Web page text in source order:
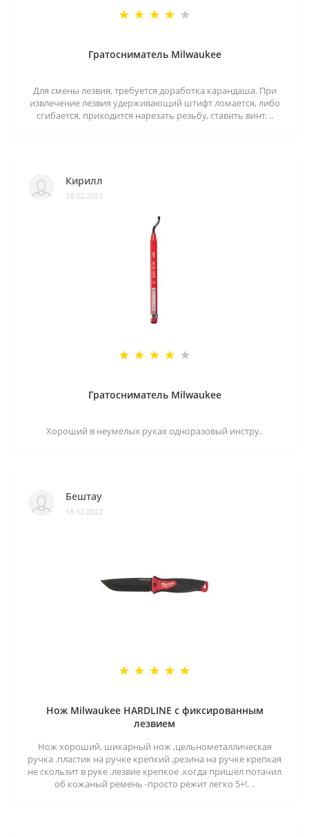
Гратосниматель Milwaukee
Для смены лезвия, требуется доработка карандаша. При
извлечение лезвия удерживающий штифт ломается, либо
сгибается, приходится нарезать резьбу, ставить винт. ..
Кирилл
18.02.2023
Гратосниматель Milwaukee
Хороший в неумелых руках одноразовый инстру..
Бештау
18.12.2022
Нож Milwaukee HARDLINE с фиксированным
лезвием
Нож хороший. шикарный нож ,цельнометаллическая
ручка .пластик на ручке крепкий ,резина на ручке крепкая
не скользит в руке .лезвие крепкое .когда пришёл потачил
об кожаный ремень -просто режит легко 5+!. ..